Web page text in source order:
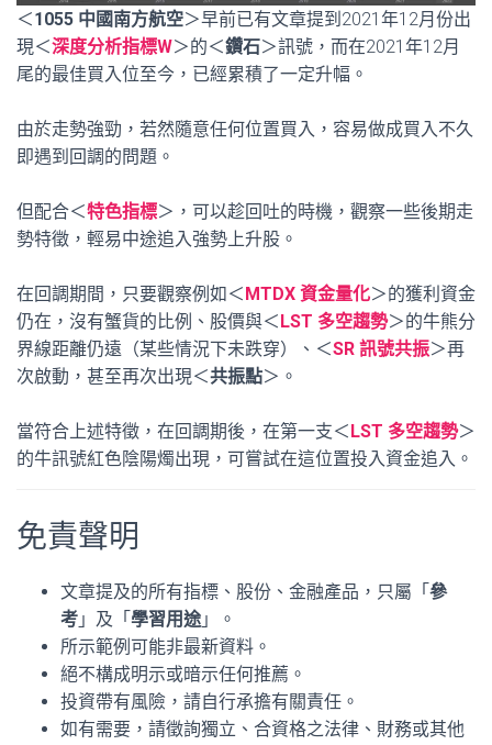
＜1055 中國南方航空＞早前已有文章提到2021年12月份出
現＜深度分析指標W＞的＜鑽石＞訊號，而在2021年12月
尾的最佳買入位至今，已經累積了一定升幅。
由於走勢強勁，若然隨意任何位置買入，容易做成買入不久
即遇到回調的問題。
但配合＜特色指標＞，可以趁回吐的時機，觀察一些後期走
勢特徵，輕易中途追入強勢上升股。
在回調期間，只要觀察例如＜MTDX 資金量化＞的獲利資金
仍在，沒有蟹貨的比例、股價與＜LST 多空趨勢＞的牛熊分
界線距離仍遠（某些情況下未跌穿）、＜SR 訊號共振＞再
次啟動，甚至再次出現＜共振點＞。
當符合上述特徵，在回調期後，在第一支＜LST 多空趨勢＞
的牛訊號紅色陰陽燭出現，可嘗試在這位置投入資金追入。
免責聲明
文章提及的所有指標、股份、金融產品，只屬「 參
考 」及「 學習用途 」。
所示範例可能非最新資料。
絕不構成明示或暗示任何推薦。
投資帶有風險，請自行承擔有關責任。
如有需要，請徵詢獨立、合資格之法律、財務或其他